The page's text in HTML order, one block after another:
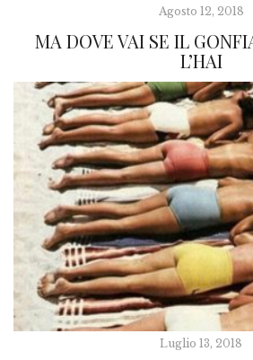
Agosto 12, 2018
MA DOVE VAI SE IL
L’HAI
Luglio 13, 2018